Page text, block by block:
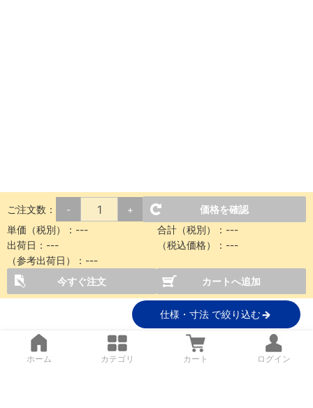
ご注文数： - +
価格を確認
単価（税別）： --- 合計（税別）： ---
出荷日： --- （税込価格）： ---
（参考出荷日）： ---
今すぐ注文
カートへ追加
仕様・寸法 で絞り込む
ホーム カテゴリ カート ログイン